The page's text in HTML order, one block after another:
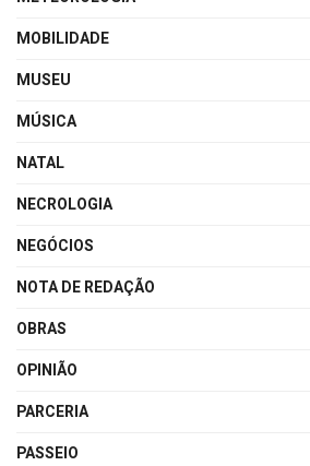
MOBILIDADE
MUSEU
MÚSICA
NATAL
NECROLOGIA
NEGÓCIOS
NOTA DE REDAÇÃO
OBRAS
OPINIÃO
PARCERIA
PASSEIO